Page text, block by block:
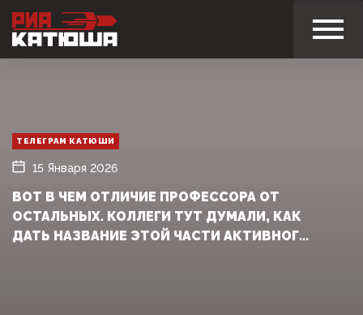
ТЕЛЕГРАМ КАТЮШИ
15 Января 2026
ВОТ В ЧЕМ ОТЛИЧИЕ ПРОФЕССОРА ОТ
ОСТАЛЬНЫХ. КОЛЛЕГИ ТУТ ДУМАЛИ, КАК
ДАТЬ НАЗВАНИЕ ЭТОЙ ЧАСТИ АКТИВНОГ...